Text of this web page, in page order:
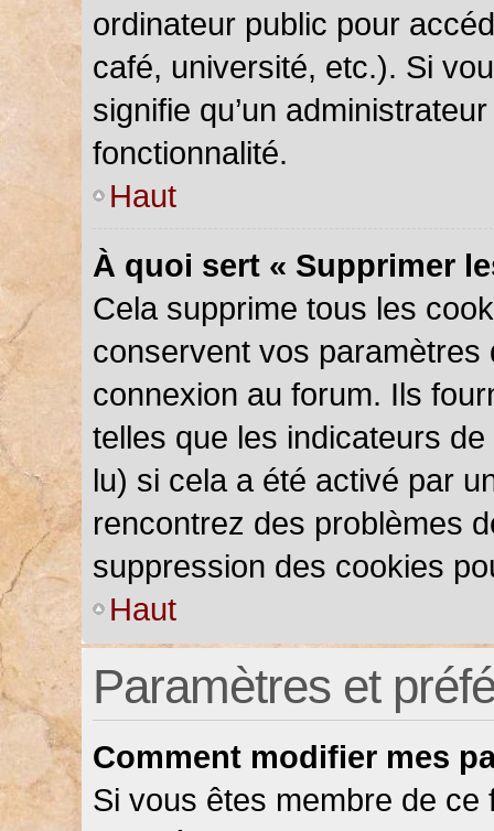
ordinateur public pour
café, université, etc.). Si
signifie qu’un
fonctionnalité.
Haut
À quoi sert « Supprimer
Cela supprime tous les
conservent vos paramètres
connexion au forum. Ils
telles que les indicateurs
lu) si cela a été activé par
rencontrez des problèmes
suppression des cookies
Haut
Paramètres et
Comment modifier mes
Si vous êtes membre de